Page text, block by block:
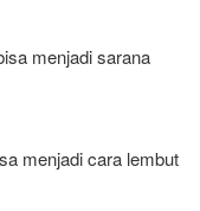
menjadi sarana
menjadi cara lembut